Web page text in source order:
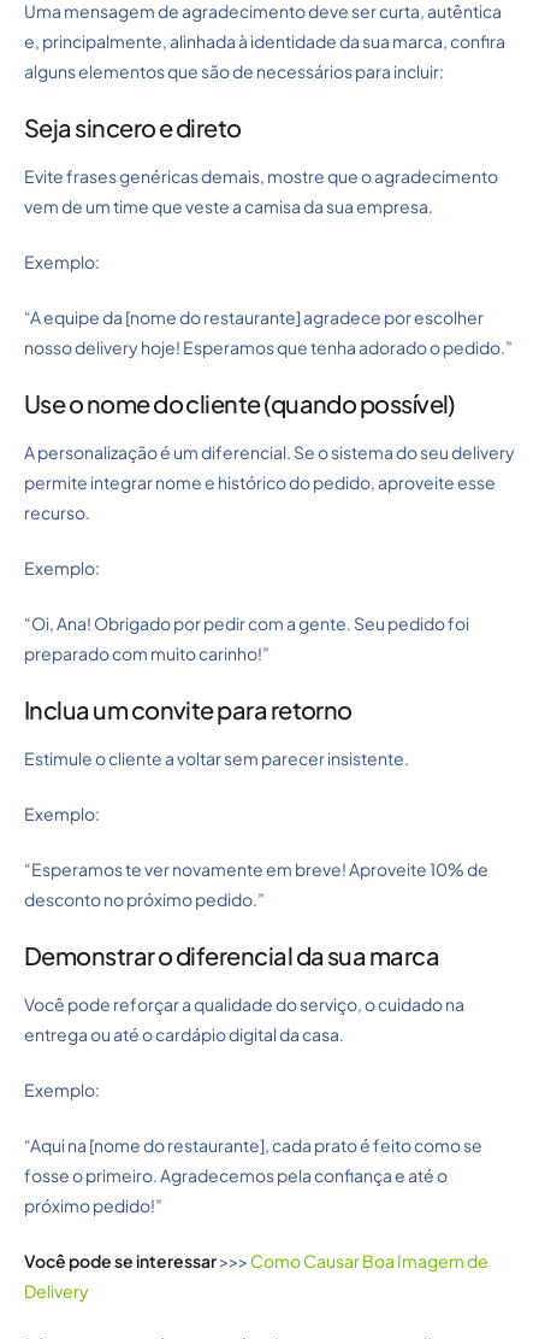
Uma mensagem de agradecimento deve ser curta, autêntica
e, principalmente, alinhada à identidade da sua marca, confira
alguns elementos que são de necessários para incluir:
Seja sincero e direto
Evite frases genéricas demais, mostre que o agradecimento
vem de um time que veste a camisa da sua empresa.
Exemplo:
“A equipe da [nome do restaurante] agradece por escolher
nosso delivery hoje! Esperamos que tenha adorado o pedido.”
Use o nome do cliente (quando possível)
A personalização é um diferencial. Se o sistema do seu delivery
permite integrar nome e histórico do pedido, aproveite esse
recurso.
Exemplo:
“Oi, Ana! Obrigado por pedir com a gente. Seu pedido foi
preparado com muito carinho!”
Inclua um convite para retorno
Estimule o cliente a voltar sem parecer insistente.
Exemplo:
“Esperamos te ver novamente em breve! Aproveite 10% de
desconto no próximo pedido.”
Demonstrar o diferencial da sua marca
Você pode reforçar a qualidade do serviço, o cuidado na
entrega ou até o cardápio digital da casa.
Exemplo:
“Aqui na [nome do restaurante], cada prato é feito como se
fosse o primeiro. Agradecemos pela confiança e até o
próximo pedido!”
Você pode se interessar>>> Como Causar Boa Imagem de
Delivery